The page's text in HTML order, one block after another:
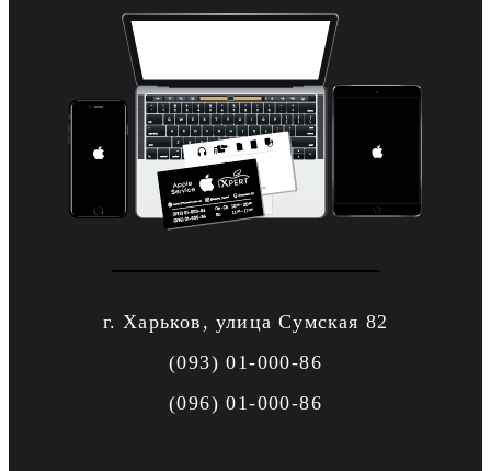
г. Харьков, улица Сумская 82
(093) 01-000-86
(096) 01-000-86